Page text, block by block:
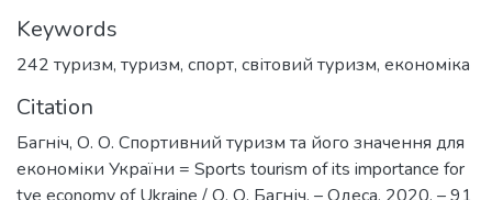
Keywords
242 туризм, туризм, спорт, світовий туризм, економіка
Citation
Багніч, О. О. Спортивний туризм та його значення для
економіки України = Sports tourism of its importance for
tye economy of Ukraine / О. О. Багніч. – Одеса, 2020. – 91